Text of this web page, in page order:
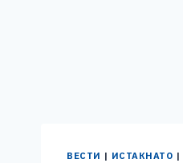
ВЕСТИ | ИСТАКНАТО |